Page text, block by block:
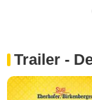
Trailer -